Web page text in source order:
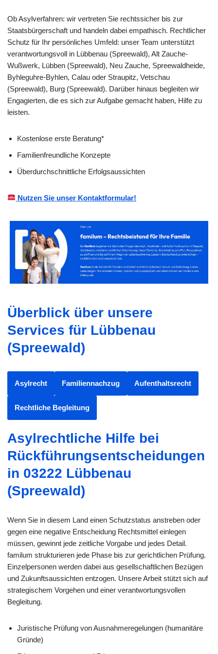
Ob Asylverfahren: wir vertreten Sie rechtssicher bis zur
Staatsbürgerschaft und handeln dabei empathisch. Rechtlicher
Schutz für Ihr persönliches Umfeld: unser Team unterstützt
verantwortungsvoll in Lübbenau (Spreewald), Alt Zauche-
Wußwerk, Lübben (Spreewald), Neu Zauche, Spreewaldheide,
Byhleguhre-Byhlen, Calau oder Straupitz, Vetschau
(Spreewald), Burg (Spreewald). Darüber hinaus begleiten wir
Engagierten, die es sich zur Aufgabe gemacht haben, Hilfe zu
leisten.
Kostenlose erste Beratung*
Familienfreundliche Konzepte
Überdurchschnittliche Erfolgsaussichten
Nutzen Sie unser Kontaktformular!
Überblick über unsere
Services für Lübbenau
(Spreewald)
Asylrecht Familiennachzug Aufenthaltsrecht
Rechtliche Begleitung
Asylrechtliche Hilfe bei
Rückführungsentscheidungen
in 03222 Lübbenau
(Spreewald)
Wenn Sie in diesem Land einen Schutzstatus anstreben oder
gegen eine negative Entscheidung Rechtsmittel einlegen
müssen, gewinnt jede zeitliche Vorgabe und jedes Detail.
familum strukturieren jede Phase bis zur gerichtlichen Prüfung.
Einzelpersonen werden dabei aus gesellschaftlichen Bezügen
und Zukunftsaussichten entzogen. Unsere Arbeit stützt sich auf
strategischem Vorgehen und einer verantwortungsvollen
Begleitung.
Juristische Prüfung von Ausnahmeregelungen (humanitäre
Gründe)